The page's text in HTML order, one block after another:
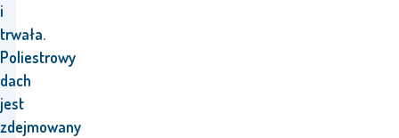
i
trwała.
Poliestrowy
dach
jest
zdejmowany